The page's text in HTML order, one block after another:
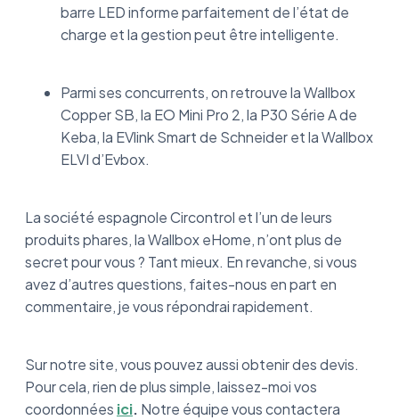
barre LED informe parfaitement de l’état de
charge et la gestion peut être intelligente.
Parmi ses concurrents, on retrouve la Wallbox
Copper SB, la EO Mini Pro 2, la P30 Série A de
Keba, la EVlink Smart de Schneider et la Wallbox
ELVI d’Evbox.
La société espagnole Circontrol et l’un de leurs
produits phares, la Wallbox eHome, n’ont plus de
secret pour vous ? Tant mieux. En revanche, si vous
avez d’autres questions, faites-nous en part en
commentaire, je vous répondrai rapidement.
Sur notre site, vous pouvez aussi obtenir des devis.
Pour cela, rien de plus simple, laissez-moi vos
coordonnées ici. Notre équipe vous contactera